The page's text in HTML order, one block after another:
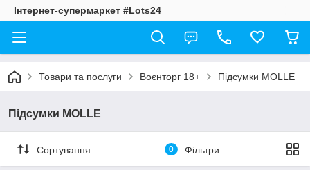
Інтернет-супермаркет #Lots24
Товари та послуги Воєнторг 18+ Підсумки MOLLE
Підсумки MOLLE
Сортування 0 Фільтри